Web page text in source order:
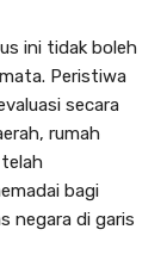
ini tidak boleh
Peristiwa
secara
rumah
bagi
negara di garis